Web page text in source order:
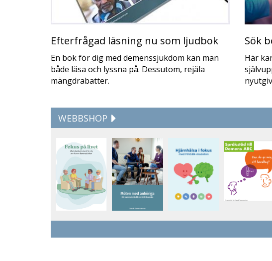
Efterfrågad läsning nu som ljudbok
En bok för dig med demenssjukdom kan man
både läsa och lyssna på. Dessutom, rejäla
mängdrabatter.
Sök
Här
WEBBSHOP